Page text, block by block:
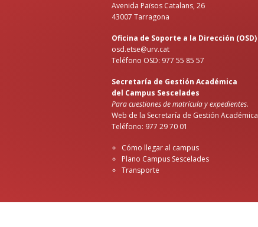
Avenida Països Catalans, 26
43007 Tarragona
Oficina de Soporte a la Dirección (OSD)
osd.etse@urv.cat
Teléfono OSD: 977 55 85 57
Secretaría de Gestión Académica
del Campus Sescelades
Para cuestiones de matrícula y expedientes.
Web de la Secretaría de Gestión Académica
Teléfono: 977 29 70 01
Cómo llegar al campus
Plano Campus Sescelades
Transporte